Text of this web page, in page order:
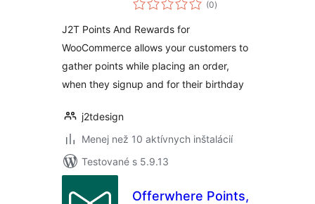
WooCommerce
(0hodnotenie
)
J2T Points And Rewards for
WooCommerce allows your customers to
gather points while placing an order,
when they signup and for their birthday
j2tdesign
Menej než 10 aktívnych inštalácií
Testované s 5.9.13
Offerwhere Points,